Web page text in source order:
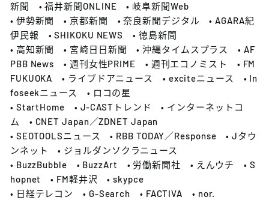
新聞 • 福井新聞ONLINE • 岐阜新聞Web
• 伊勢新聞 • 京都新聞 • 奈良新聞デジタル • AGARA紀
伊民報 • SHIKOKU NEWS • 徳島新聞
• 高知新聞 • 宮崎日日新聞 • 沖縄タイムスプラス • AF
PBB News • 週刊女性PRIME • 週刊エコノミスト • FM
FUKUOKA • ライブドアニュース • exciteニュース • In
foseekニュース • ロコの星
• StartHome • J-CASTトレンド • インターネットコ
ム • CNET Japan／ZDNET Japan
• SEOTOOLSニュース • RBB TODAY／Response • Jタウ
ンネット • ジョルダンソクラニュース
• BuzzBubble • BuzzArt • 労働新聞社 • えんウチ • S
hopnet • FM軽井沢 • skypce
• 日経テレコン • G-Search • FACTIVA • nor.